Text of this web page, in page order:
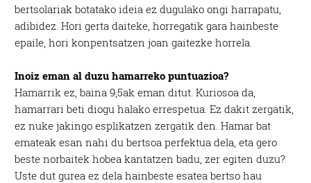
bertsolariak botatako ideia ez dugulako ongi harrapatu,
adibidez. Hori gerta daiteke, horregatik gara hainbeste
epaile, hori konpentsatzen joan gaitezke horrela.
Inoiz eman al duzu hamarreko puntuazioa?
Hamarrik ez, baina 9,5ak eman ditut. Kuriosoa da,
hamarrari beti diogu halako errespetua. Ez dakit zergatik,
ez nuke jakingo esplikatzen zergatik den. Hamar bat
emateak esan nahi du bertsoa perfektua dela, eta gero
beste norbaitek hobea kantatzen badu, zer egiten duzu?
Uste dut gurea ez dela hainbeste esatea bertso hau